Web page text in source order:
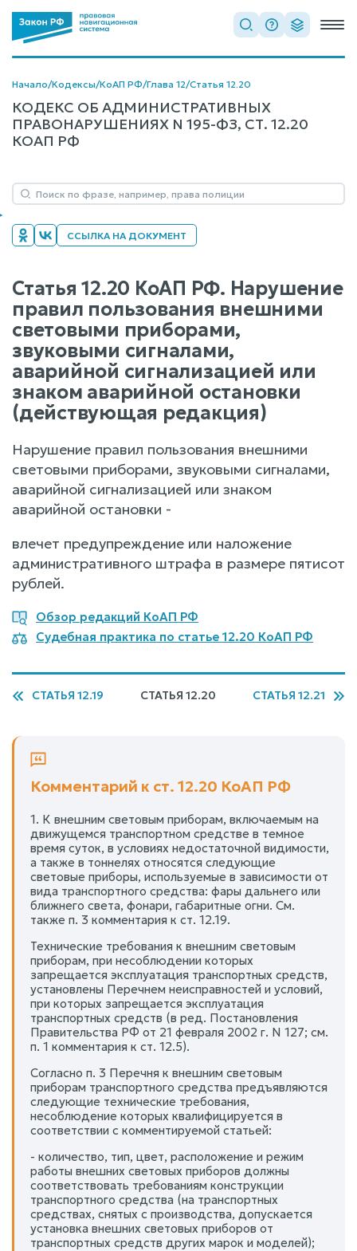
Начало/Кодексы/КоАП РФ/Глава 12/Статья 12.20
КОДЕКС ОБ АДМИНИСТРАТИВНЫХ
ПРАВОНАРУШЕНИЯХ N 195-ФЗ, СТ. 12.20
КОАП РФ
ССЫЛКА НА ДОКУМЕНТ
Статья 12.20 КоАП РФ. Нарушение
правил пользования внешними
световыми приборами,
звуковыми сигналами,
аварийной сигнализацией или
знаком аварийной остановки
(действующая редакция)
Нарушение правил пользования внешними
световыми приборами, звуковыми сигналами,
аварийной сигнализацией или знаком
аварийной остановки -
влечет предупреждение или наложение
административного штрафа в размере пятисот
рублей.
Обзор редакций КоАП РФ
Судебная практика по статье 12.20 КоАП РФ
СТАТЬЯ 12.19 СТАТЬЯ 12.20 СТАТЬЯ 12.21
Комментарий к ст. 12.20 КоАП РФ
1. К внешним световым приборам, включаемым на
движущемся транспортном средстве в темное
время суток, в условиях недостаточной видимости,
а также в тоннелях относятся следующие
световые приборы, используемые в зависимости от
вида транспортного средства: фары дальнего или
ближнего света, фонари, габаритные огни. См.
также п. 3 комментария к ст. 12.19.
Технические требования к внешним световым
приборам, при несоблюдении которых
запрещается эксплуатация транспортных средств,
установлены Перечнем неисправностей и условий,
при которых запрещается эксплуатация
транспортных средств (в ред. Постановления
Правительства РФ от 21 февраля 2002 г. N 127; см.
п. 1 комментария к ст. 12.5).
Согласно п. 3 Перечня к внешним световым
приборам транспортного средства предъявляются
следующие технические требования,
несоблюдение которых квалифицируется в
соответствии с комментируемой статьей:
- количество, тип, цвет, расположение и режим
работы внешних световых приборов должны
соответствовать требованиям конструкции
транспортного средства (на транспортных
средствах, снятых с производства, допускается
установка внешних световых приборов от
транспортных средств других марок и моделей);